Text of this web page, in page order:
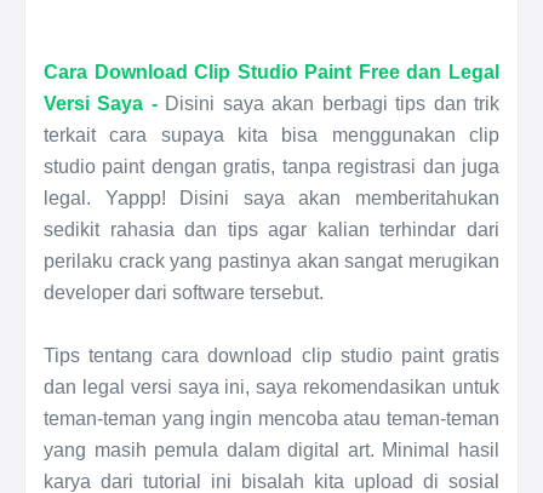
Cara Download Clip Studio Paint Free dan Legal
Versi Saya - Disini saya akan berbagi tips dan trik
terkait cara supaya kita bisa menggunakan clip
studio paint dengan gratis, tanpa registrasi dan juga
legal. Yappp! Disini saya akan memberitahukan
sedikit rahasia dan tips agar kalian terhindar dari
perilaku crack yang pastinya akan sangat merugikan
developer dari software tersebut.
Tips tentang cara download clip studio paint gratis
dan legal versi saya ini, saya rekomendasikan untuk
teman-teman yang ingin mencoba atau teman-teman
yang masih pemula dalam digital art. Minimal hasil
karya dari tutorial ini bisalah kita upload di sosial